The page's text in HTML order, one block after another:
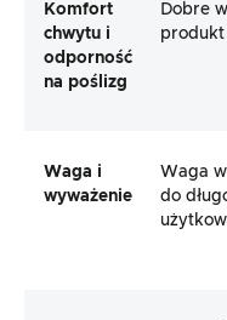
Komfort
chwytu i
odporność
na poślizg
Dobre
produkt
Waga i
wyważenie
Waga
do